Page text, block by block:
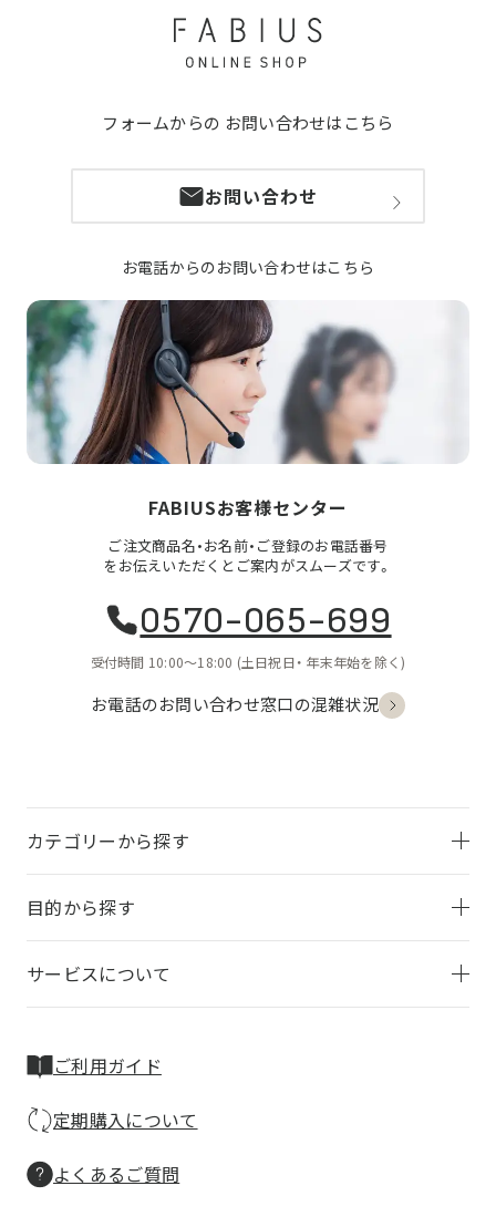
フォームからの お問い合わせはこちら
お問い合わせ
お電話からのお問い合わせはこちら
FABIUSお客様センター
ご注文商品名・お名前・ご登録のお電話番号
をお伝えいただくとご案内がスムーズです。
0570-065-699
受付時間 10:00〜18:00 (土日祝日・ 年末年始を除く)
お電話のお問い合わせ窓口の混雑状況
カテゴリーから探す
目的から探す
サービスについて
ご利用ガイド
定期購入について
よくあるご質問